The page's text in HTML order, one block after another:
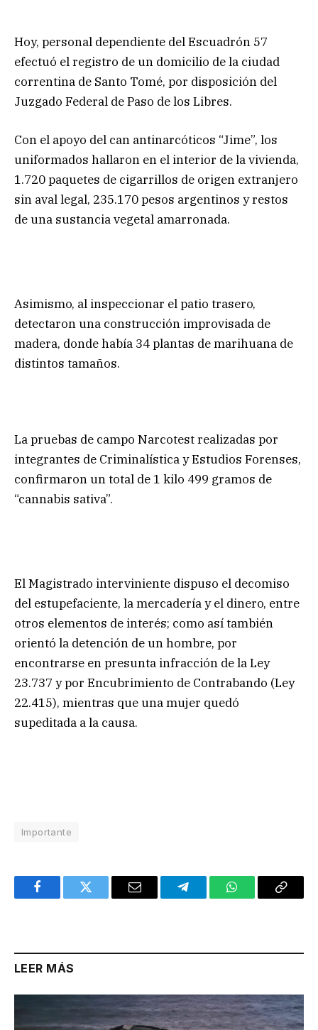
Hoy, personal dependiente del Escuadrón 57
efectuó el registro de un domicilio de la ciudad
correntina de Santo Tomé, por disposición del
Juzgado Federal de Paso de los Libres.
Con el apoyo del can antinarcóticos “Jime”, los
uniformados hallaron en el interior de la vivienda,
1.720 paquetes de cigarrillos de origen extranjero
sin aval legal, 235.170 pesos argentinos y restos
de una sustancia vegetal amarronada.
Asimismo, al inspeccionar el patio trasero,
detectaron una construcción improvisada de
madera, donde había 34 plantas de marihuana de
distintos tamaños.
La pruebas de campo Narcotest realizadas por
integrantes de Criminalística y Estudios Forenses,
confirmaron un total de 1 kilo 499 gramos de
“cannabis sativa”.
El Magistrado interviniente dispuso el decomiso
del estupefaciente, la mercadería y el dinero, entre
otros elementos de interés; como así también
orientó la detención de un hombre, por
encontrarse en presunta infracción de la Ley
23.737 y por Encubrimiento de Contrabando (Ley
22.415), mientras que una mujer quedó
supeditada a la causa.
Importante
FacebookTwitter Email TelegramWhatsAppCopy
LEER MÁS